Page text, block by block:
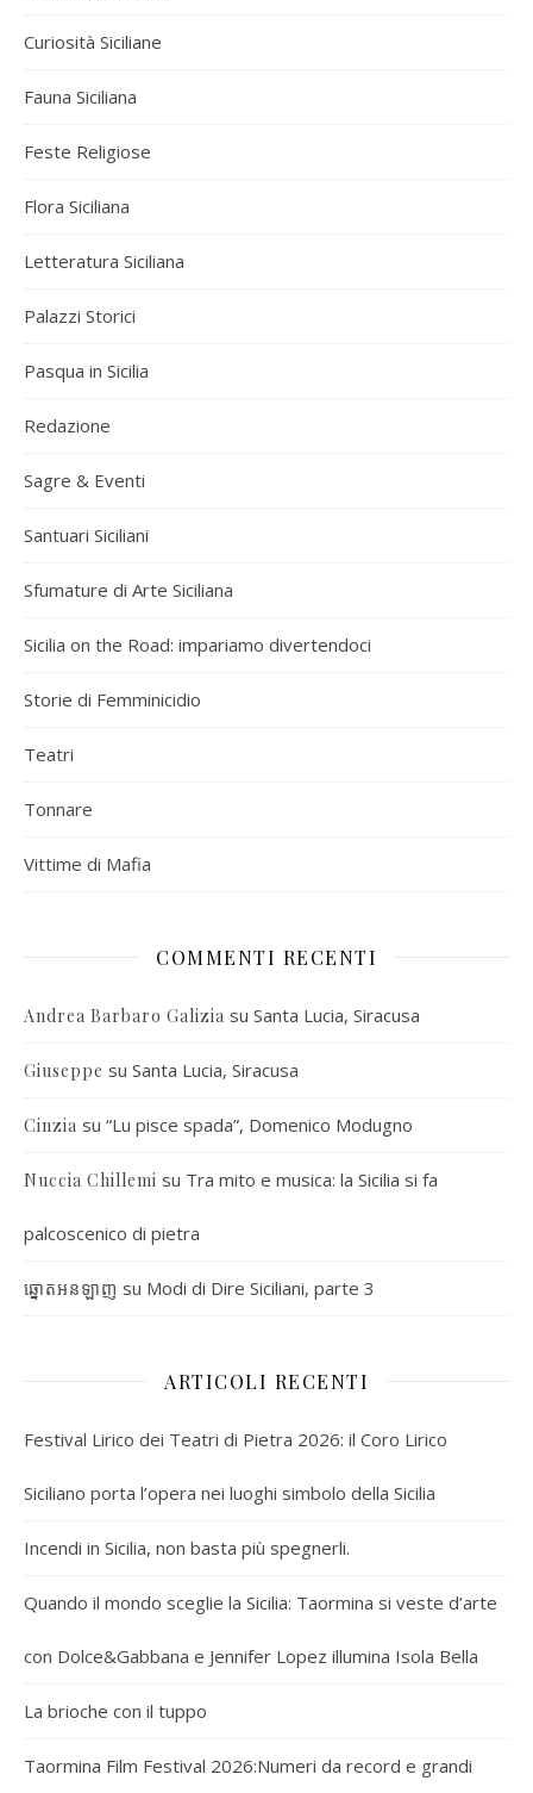
Curiosità Siciliane
Fauna Siciliana
Feste Religiose
Flora Siciliana
Letteratura Siciliana
Palazzi Storici
Pasqua in Sicilia
Redazione
Sagre & Eventi
Santuari Siciliani
Sfumature di Arte Siciliana
Sicilia on the Road: impariamo divertendoci
Storie di Femminicidio
Teatri
Tonnare
Vittime di Mafia
COMMENTI RECENTI
Andrea Barbaro Galizia su Santa Lucia, Siracusa
Giuseppe su Santa Lucia, Siracusa
Cinzia su “Lu pisce spada”, Domenico Modugno
Nuccia Chillemi su Tra mito e musica: la Sicilia si fa
palcoscenico di pietra
ឆ្នោតអនឡាញ su Modi di Dire Siciliani, parte 3
ARTICOLI RECENTI
Festival Lirico dei Teatri di Pietra 2026: il Coro Lirico
Siciliano porta l’opera nei luoghi simbolo della Sicilia
Incendi in Sicilia, non basta più spegnerli.
Quando il mondo sceglie la Sicilia: Taormina si veste d’arte
con Dolce&Gabbana e Jennifer Lopez illumina Isola Bella
La brioche con il tuppo
Taormina Film Festival 2026:Numeri da record e grandi